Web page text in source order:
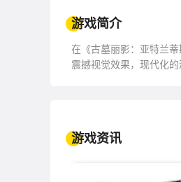
游戏简介
在《古墓丽影：亚特兰
震撼视觉效果，现代化
游戏资讯